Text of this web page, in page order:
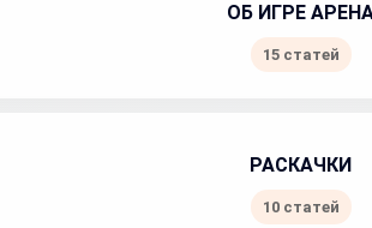
ОБ ИГРЕ
15 статей
РАСКАЧКИ
10 статей